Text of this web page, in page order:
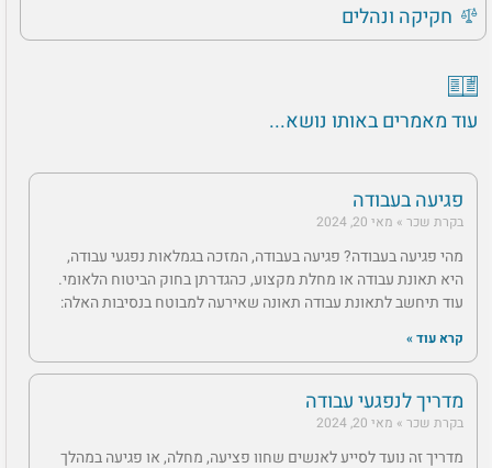
חקיקה ונהלים
עוד מאמרים באותו נושא...
פגיעה בעבודה
בקרת שכר מאי 20, 2024
מהי פגיעה בעבודה? פגיעה בעבודה, המזכה בגמלאות נפגעי עבודה,
היא תאונת עבודה או מחלת מקצוע, כהגדרתן בחוק הביטוח הלאומי.
עוד תיחשב לתאונת עבודה תאונה שאירעה למבוטח בנסיבות האלה:
קרא עוד »
מדריך לנפגעי עבודה
בקרת שכר מאי 20, 2024
מדריך זה נועד לסייע לאנשים שחוו פציעה, מחלה, או פגיעה במהלך